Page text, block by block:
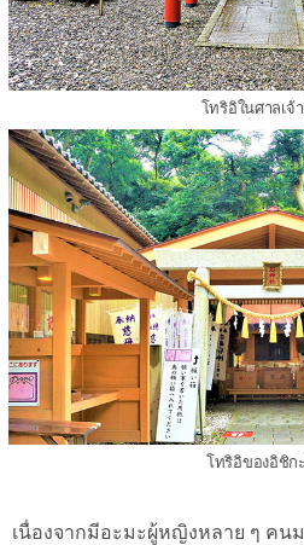
โทริอิในศาลเจ้
โทริอิของอิชิก
เนื่องจากมีอะมะผู้หญิงหลาย ๆ คน